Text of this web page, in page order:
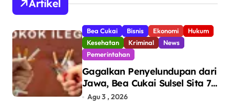
Artikel
Bea Cukai Bisnis Ekonomi
Hukum
Kesehatan
Kriminal
News
Pemerintahan
Gagalkan Penyelundupan dari
Jawa, Bea Cukai Sulsel Sita 7,8
Juta Batang Rokok Ilegal
Agu 3 , 2026